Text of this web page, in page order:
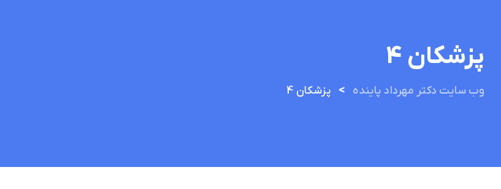
پزشکان 4
وب سایت دکتر مهرداد پاینده > پزشکان 4